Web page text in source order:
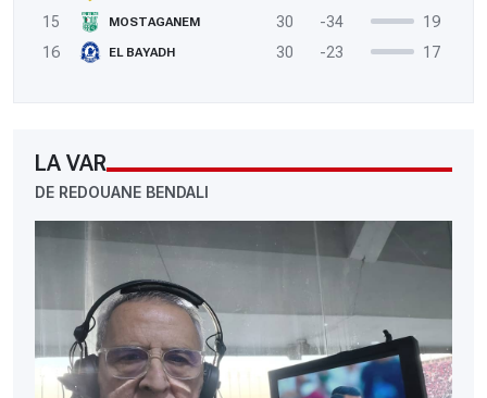
15
MOSTAGANEM 30 -34
19
16
EL BAYADH 30 -23 17
LA VAR
DE REDOUANE BENDALI